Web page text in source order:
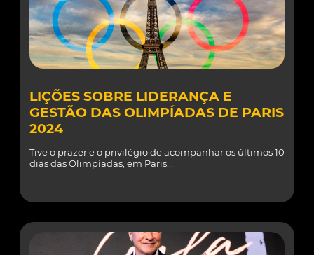
LIÇÕES SOBRE LIDERANÇA E
GESTÃO DAS OLIMPÍADAS DE PARIS
2024
Tive o prazer e o privilégio de acompanhar os últimos 10
dias das Olimpíadas, em Paris...